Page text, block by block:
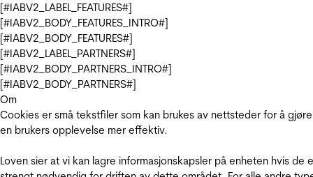
[#IABV2_LABEL_FEATURES#]
[#IABV2_BODY_FEATURES_INTRO#]
[#IABV2_BODY_FEATURES#]
[#IABV2_LABEL_PARTNERS#]
[#IABV2_BODY_PARTNERS_INTRO#]
[#IABV2_BODY_PARTNERS#]
Om
Cookies er små tekstfiler som kan brukes av nettsteder for å gjøre
en brukers opplevelse mer effektiv.
Loven sier at vi kan lagre informasjonskapsler på enheten hvis de